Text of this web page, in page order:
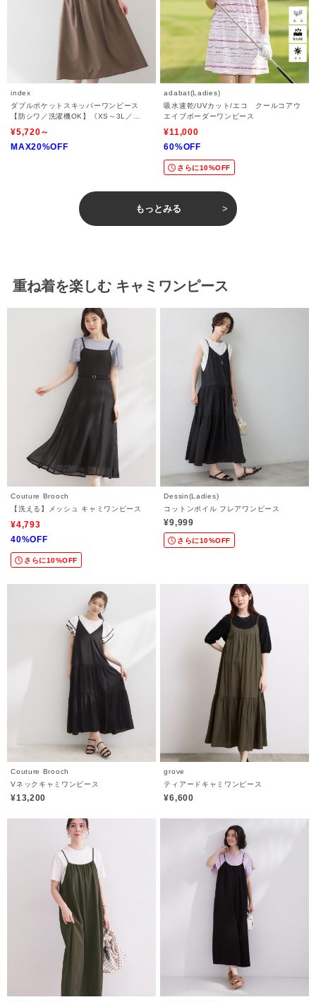
index
ダブルポケットスキッパーワンピース
【防シワ／洗濯機OK】《XS～3L／
¥5,720～
MAX20%OFF
adabat(Ladies)
吸水速乾/UVカット/エコ クールコアウ
エイブボーダーワンピース
¥11,000
60%OFF
さらに10%OFF
もっとみる
重ね着を楽しむ キャミワンピース
Couture Brooch
【洗える】メッシュ キャミワンピース
¥4,793
40%OFF
さらに10%OFF
Dessin(Ladies)
コットンボイル フレアワンピース
¥9,999
さらに10%OFF
Couture Brooch
Vネックキャミワンピース
¥13,200
grove
ティアードキャミワンピース
¥6,600